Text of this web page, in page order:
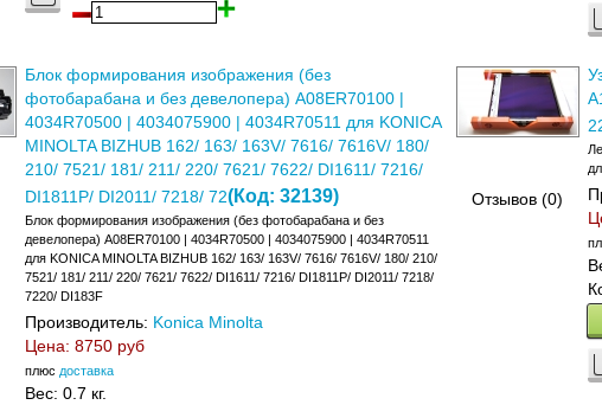
Блок формирования изображения (без
фотобарабана и без девелопера) A08ER70100 |
4034R70500 | 4034075900 | 4034R70511 для KONICA
MINOLTA BIZHUB 162/ 163/ 163V/ 7616/ 7616V/ 180/
210/ 7521/ 181/ 211/ 220/ 7621/ 7622/ DI1611/ 7216/
DI1811P/ DI2011/ 7218/ 72(Код: 32139)
Блок формирования изображения (без фотобарабана и без
девелопера) A08ER70100 | 4034R70500 | 4034075900 | 4034R70511
для KONICA MINOLTA BIZHUB 162/ 163/ 163V/ 7616/ 7616V/ 180/ 210/
7521/ 181/ 211/ 220/ 7621/ 7622/ DI1611/ 7216/ DI1811P/ DI2011/ 7218/
7220/ DI183F
Производитель: Konica Minolta
Цена: 8750 руб
плюс доставка
Вес: 0.7 кг.
Отзывов (0)